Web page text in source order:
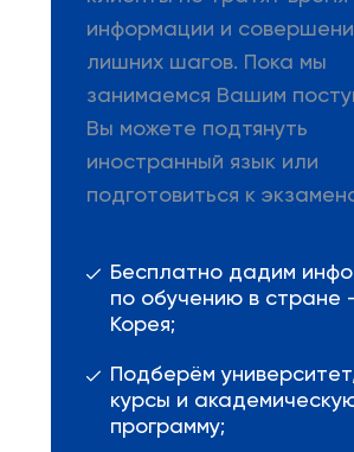
информации и
лишних шагов. Пока мы
занимаемся Вашим
Вы можете подтянуть
иностранный язык или
подготовиться к
Бесплатно дадим
по обучению в
Корея;
Подберём
курсы и
программу;